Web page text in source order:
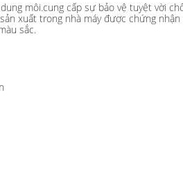
môi.cung cấp sự bảo vệ tuyệt vời
xuất trong nhà máy được chứng
sắc.